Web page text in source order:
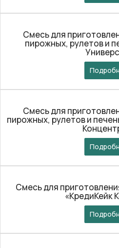
Смесь для
пирожных, рулетов и
Смесь для
пирожных, рулетов и
Смесь для
«КредиКейк